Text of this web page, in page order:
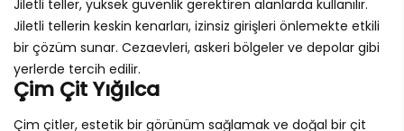
Jiletli teller, yüksek güvenlik gerektiren alanlarda kullanılır.
Jiletli tellerin keskin kenarları, izinsiz girişleri önlemekte etkili
bir çözüm sunar. Cezaevleri, askeri bölgeler ve depolar gibi
yerlerde tercih edilir.
Çim Çit Yığılca
Çim çitler, estetik bir görünüm sağlamak ve doğal bir çit